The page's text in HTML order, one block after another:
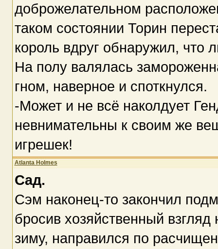
доброжелательном
таком состоянии Торин
король вдруг обнаружил, что
На полу валялась
гном, наверное и споткнулся.
-Может и не всё наколдует
невнимательны к своим же
игрешек!
Atlanta Holmes
Сад.
Сэм наконец-то закончил
бросив хозяйственный
зиму, направился по